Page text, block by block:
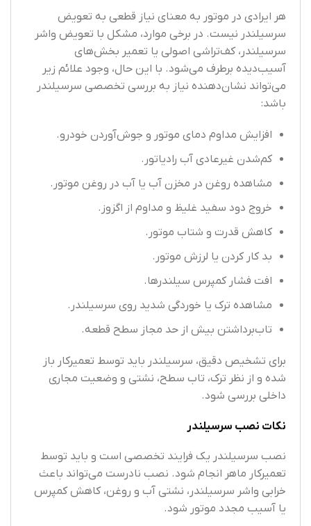
هر ایرادی در موتور به معنای نیاز قطعی به تعویض
سرسیلندر نیست. در برخی موارد، مشکل با تعویض واشر
سرسیلندر، کف‌تراشی اصولی یا تعمیر بخش‌های
آسیب‌دیده برطرف می‌شود. با این‌ حال، وجود علائم زیر
می‌تواند نشان‌دهنده نیاز به بررسی تخصصی سرسیلندر
باشد:
افزایش مداوم دمای موتور و جوش‌آوردن خودرو.
کم‌شدن غیرعادی آب رادیاتور.
مشاهده روغن در مخزن آب یا آب در روغن موتور.
خروج دود سفید غلیظ و مداوم از اگزوز.
کاهش قدرت و شتاب موتور.
بد کار کردن یا لرزش موتور.
افت فشار کمپرس سیلندرها.
مشاهده ترک یا خوردگی شدید روی سرسیلندر.
تاب‌برداشتن بیش از حد مجاز سطح قطعه.
برای تشخیص دقیق، سرسیلندر باید توسط تعمیرکار باز
شده و از نظر ترک، تاب سطح، نشتی و وضعیت مجاری
داخلی بررسی شود.
نکات نصب سرسیلندر
نصب سرسیلندر یک فرایند تخصصی است و باید توسط
تعمیرکار ماهر انجام شود. نصب نادرست می‌تواند باعث
خرابی واشر سرسیلندر، نشتی آب و روغن، کاهش کمپرس
یا آسیب مجدد موتور شود.